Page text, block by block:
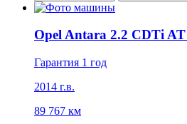
Opel Antara 2.2 CDTi
Гарантия 1 год
2014 г.в.
89 767 км